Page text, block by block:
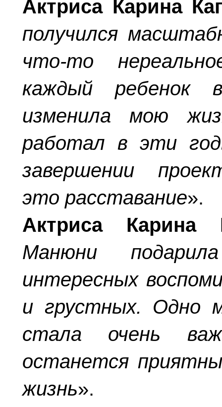
Актриса Карина
получился
что-то
каждый ребенок
изменила мою
работал в эти
завершении
это расставание».
Актриса Карина
Манюни
интересных
и грустных. Одно
стала очень
останется
жизнь».